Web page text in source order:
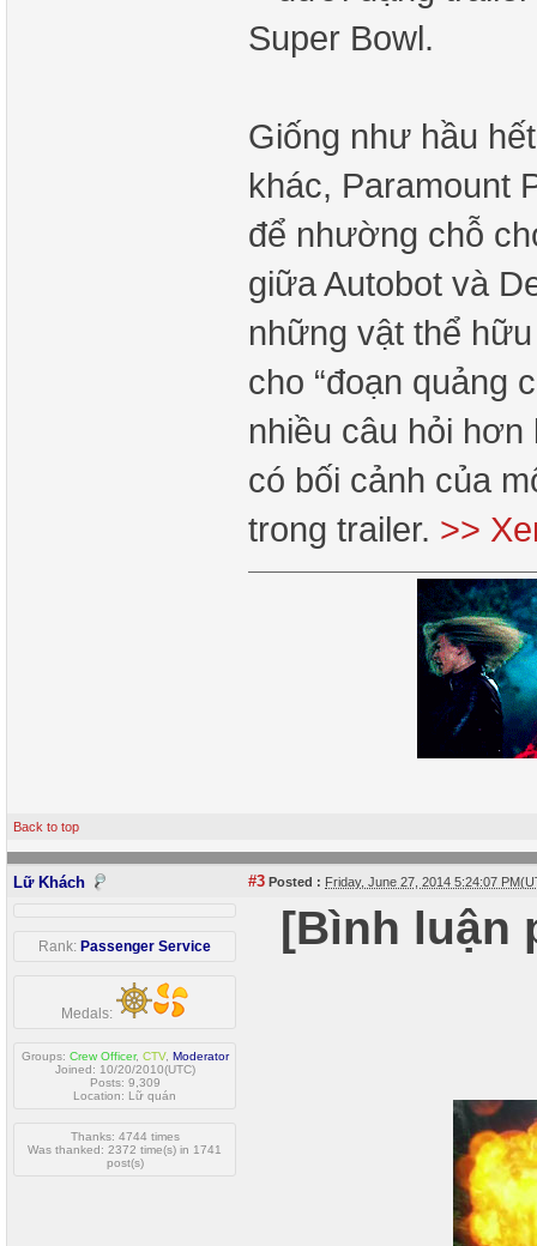
Super Bowl.
Giống như hầu
khác, Paramount
để nhường chỗ
giữa Autobot và
những vật thể
cho “đoạn quảng
nhiều câu hỏi
có bối cảnh của
trong trailer. >>
Back to top
Lữ Khách #3 Posted : Friday, June 27, 2014 5:24:07
Rank: Passenger Service
Medals:
Groups: Crew Officer, CTV, Moderator
Joined: 10/20/2010(UTC)
Posts: 9,309
Location: Lữ quán
Thanks: 4744 times
Was thanked: 2372 time(s) in 1741
post(s)
[Bình luận